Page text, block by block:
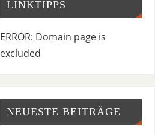
LINKTIPPS
ERROR: Domain page is
excluded
NEUESTE BEITRÄGE